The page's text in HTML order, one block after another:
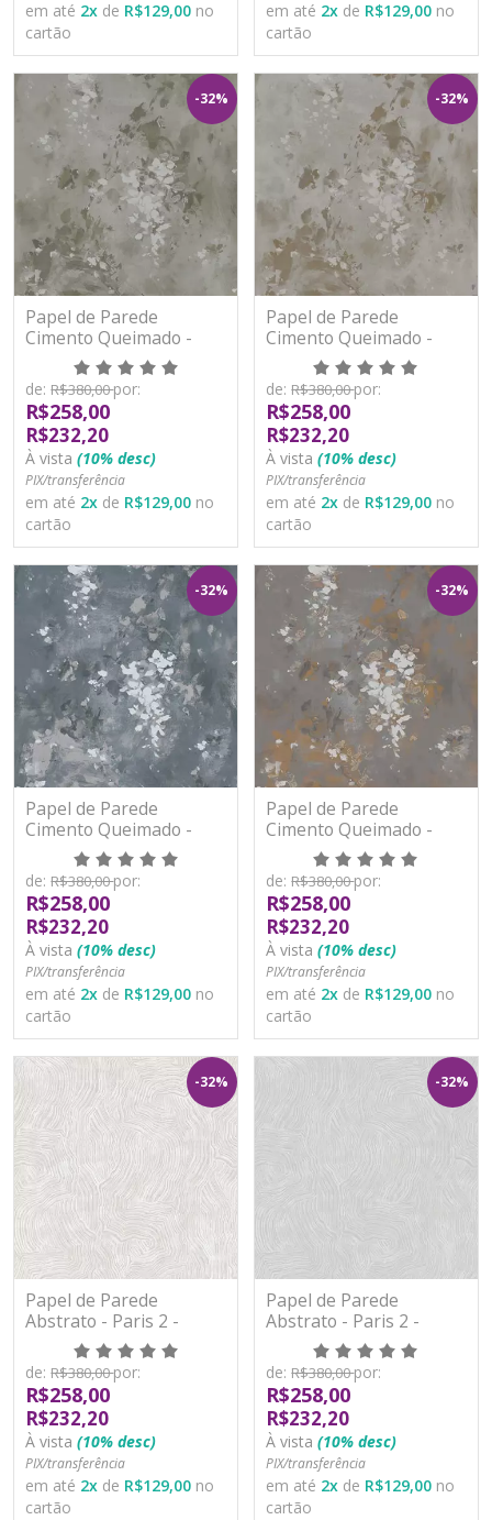
em até 2x de R$129,00 no
cartão
em até 2x de R$129,00 no
cartão
-32%
Papel de Parede
Cimento Queimado -
Paris 2 - PA101703R -
Vinílico - TNT
de: R$380,00por:
R$258,00
R$232,20
À vista (10% desc)
PIX/transferência
em até 2x de R$129,00 no
cartão
-32%
Papel de Parede
Cimento Queimado -
Paris 2 - PA101704R -
Vinílico - TNT
de: R$380,00por:
R$258,00
R$232,20
À vista (10% desc)
PIX/transferência
em até 2x de R$129,00 no
cartão
-32%
Papel de Parede
Cimento Queimado -
Paris 2 - PA101705R -
Vinílico - TNT
de: R$380,00por:
R$258,00
R$232,20
À vista (10% desc)
PIX/transferência
em até 2x de R$129,00 no
cartão
-32%
Papel de Parede
Cimento Queimado -
Paris 2 - PA101706R -
Vinílico - TNT
de: R$380,00por:
R$258,00
R$232,20
À vista (10% desc)
PIX/transferência
em até 2x de R$129,00 no
cartão
-32%
Papel de Parede
Abstrato - Paris 2 -
PA101801R - Vinílico -
TNT
de: R$380,00por:
R$258,00
R$232,20
À vista (10% desc)
PIX/transferência
em até 2x de R$129,00 no
cartão
-32%
Papel de Parede
Abstrato - Paris 2 -
PA101802R - Vinílico -
TNT
de: R$380,00por:
R$258,00
R$232,20
À vista (10% desc)
PIX/transferência
em até 2x de R$129,00 no
cartão